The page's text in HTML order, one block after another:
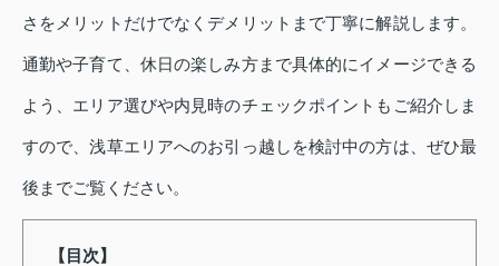
さをメリットだけでなくデメリットまで丁寧に解説します。
通勤や子育て、休日の楽しみ方まで具体的にイメージできる
よう、エリア選びや内見時のチェックポイントもご紹介しま
すので、浅草エリアへのお引っ越しを検討中の方は、ぜひ最
後までご覧ください。
【目次】